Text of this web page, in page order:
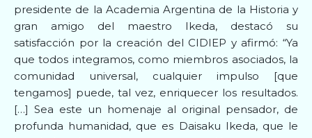
presidente de la Academia Argentina de la Historia y
gran amigo del maestro Ikeda, destacó su
satisfacción por la creación del CIDIEP y afirmó: “Ya
que todos integramos, como miembros asociados, la
comunidad universal, cualquier impulso [que
tengamos] puede, tal vez, enriquecer los resultados.
[…] Sea este un homenaje al original pensador, de
profunda humanidad, que es Daisaku Ikeda, que le